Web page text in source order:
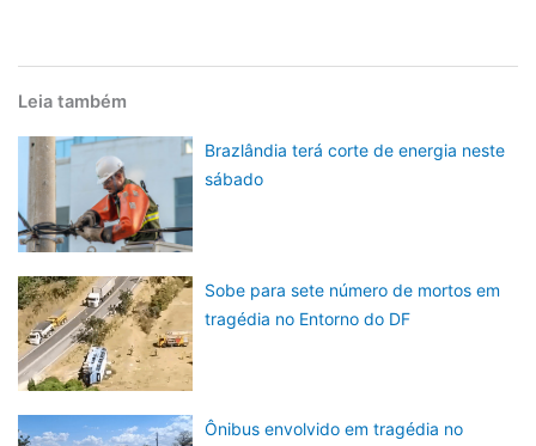
Leia também
Brazlândia terá corte de energia neste
sábado
Sobe para sete número de mortos em
tragédia no Entorno do DF
Ônibus envolvido em tragédia no